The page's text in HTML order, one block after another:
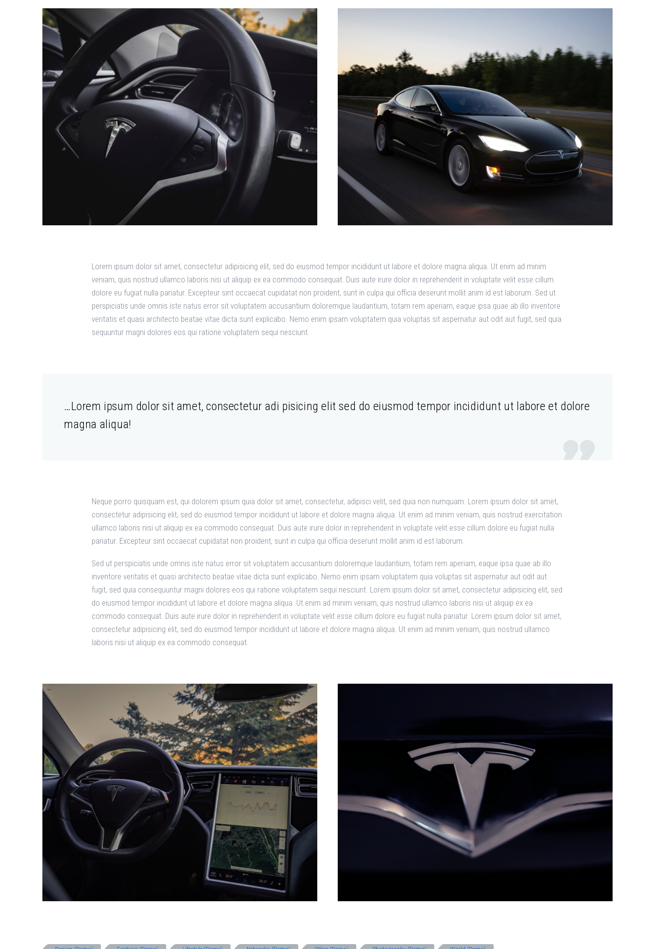
Lorem ipsum dolor sit amet, consectetur adipisicing elit, sed do eiusmod tempor incididunt ut labore et dolore magna aliqua. Ut enim ad minim
veniam, quis nostrud ullamco laboris nisi ut aliquip ex ea commodo consequat. Duis aute irure dolor in reprehenderit in voluptate velit esse cillum
dolore eu fugiat nulla pariatur. Excepteur sint occaecat cupidatat non proident, sunt in culpa qui officia deserunt mollit anim id est laborum. Sed ut
perspiciatis unde omnis iste natus error sit voluptatem accusantium doloremque laudantium, totam rem aperiam, eaque ipsa quae ab illo inventore
veritatis et quasi architecto beatae vitae dicta sunt explicabo. Nemo enim ipsam voluptatem quia voluptas sit aspernatur aut odit aut fugit, sed quia
sequuntur magni dolores eos qui ratione voluptatem sequi nesciunt.
…Lorem ipsum dolor sit amet, consectetur adi pisicing elit sed do eiusmod tempor incididunt ut labore et dolore
magna aliqua!

Neque porro quisquam est, qui dolorem ipsum quia dolor sit amet, consectetur, adipisci velit, sed quia non numquam. Lorem ipsum dolor sit amet,
consectetur adipisicing elit, sed do eiusmod tempor incididunt ut labore et dolore magna aliqua. Ut enim ad minim veniam, quis nostrud exercitation
ullamco laboris nisi ut aliquip ex ea commodo consequat. Duis aute irure dolor in reprehenderit in voluptate velit esse cillum dolore eu fugiat nulla
pariatur. Excepteur sint occaecat cupidatat non proident, sunt in culpa qui officia deserunt mollit anim id est laborum.
Sed ut perspiciatis unde omnis iste natus error sit voluptatem accusantium doloremque laudantium, totam rem aperiam, eaque ipsa quae ab illo
inventore veritatis et quasi architecto beatae vitae dicta sunt explicabo. Nemo enim ipsam voluptatem quia voluptas sit aspernatur aut odit aut
fugit, sed quia consequuntur magni dolores eos qui ratione voluptatem sequi nesciunt. Lorem ipsum dolor sit amet, consectetur adipisicing elit, sed
do eiusmod tempor incididunt ut labore et dolore magna aliqua. Ut enim ad minim veniam, quis nostrud ullamco laboris nisi ut aliquip ex ea
commodo consequat. Duis aute irure dolor in reprehenderit in voluptate velit esse cillum dolore eu fugiat nulla pariatur. Lorem ipsum dolor sit amet,
consectetur adipisicing elit, sed do eiusmod tempor incididunt ut labore et dolore magna aliqua. Ut enim ad minim veniam, quis nostrud ullamco
laboris nisi ut aliquip ex ea commodo consequat.